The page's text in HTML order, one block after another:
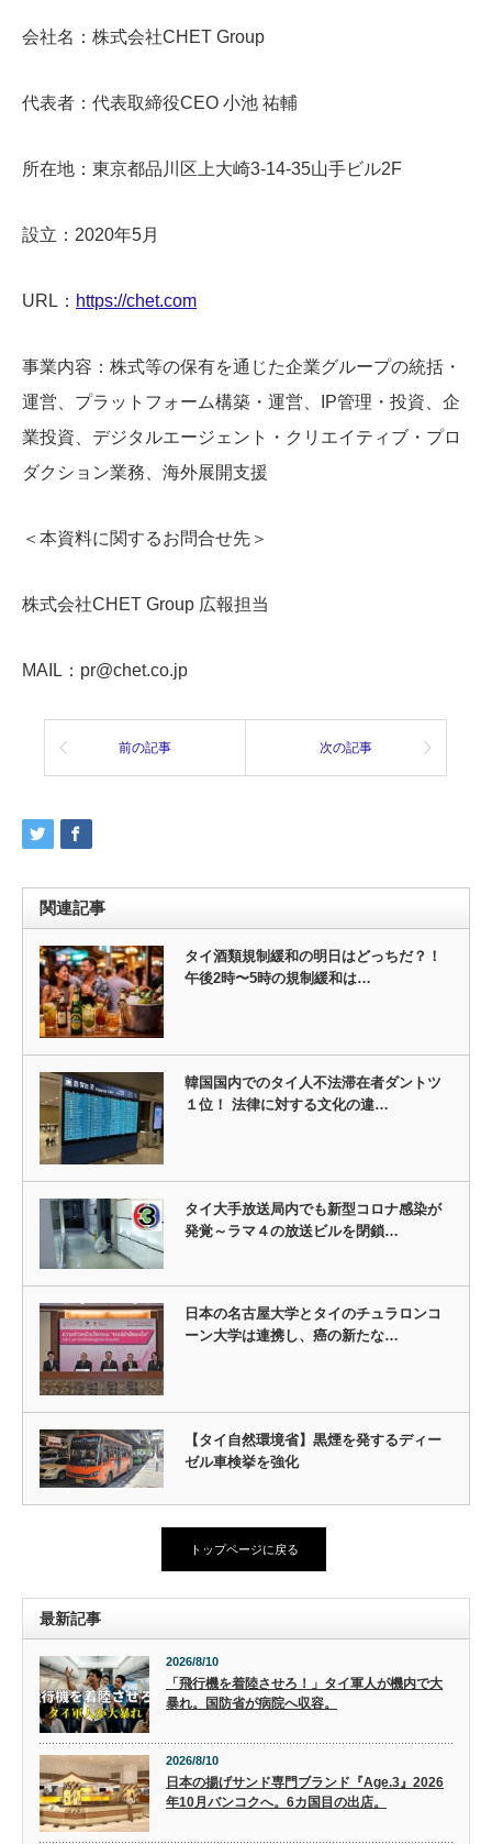
会社名：株式会社CHET Group
代表者：代表取締役CEO 小池 祐輔
所在地：東京都品川区上大崎3-14-35山手ビル2F
設立：2020年5月
URL： https://chet.com
事業内容：株式等の保有を通じた企業グループの統括・
運営、プラットフォーム構築・運営、IP管理・投資、企
業投資、デジタルエージェント・クリエイティブ・プロ
ダクション業務、海外展開支援
＜本資料に関するお問合せ先＞
株式会社CHET Group 広報担当
MAIL：pr@chet.co.jp
前の記事 次の記事
関連記事
タイ酒類規制緩和の明日はどっちだ？！
午後2時〜5時の規制緩和は…
韓国国内でのタイ人不法滞在者ダントツ
１位！ 法律に対する文化の違…
タイ大手放送局内でも新型コロナ感染が
発覚～ラマ４の放送ビルを閉鎖…
日本の名古屋大学とタイのチュラロンコ
ーン大学は連携し、癌の新たな…
【タイ自然環境省】黒煙を発するディー
ゼル車検挙を強化
トップページに戻る
最新記事
2026/8/10
「飛行機を着陸させろ！」タイ軍人が機内で大
暴れ。国防省が病院へ収容。
2026/8/10
日本の揚げサンド専門ブランド『Age.3』2026
年10月バンコクへ。6カ国目の出店。